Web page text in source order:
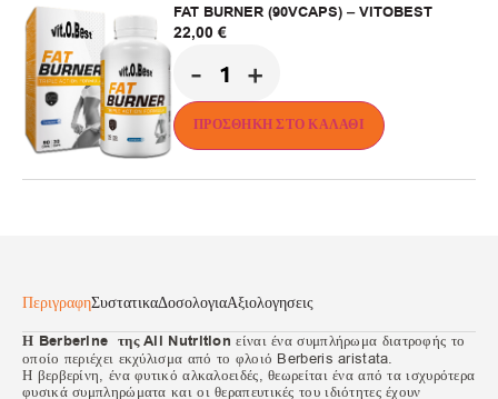
FAT BURNER (90VCAPS) – VITOBEST
22,00 €
- +
ΠΡΟΣΘΉΚΗ ΣΤΟ ΚΑΛΆΘΙ
ΠεριγραφηΣυστατικαΔοσολογιαΑξιολογησεις
Η Berberine της All Nutrition είναι ένα συμπλήρωμα διατροφής το
οποίο περιέχει εκχύλισμα από το φλοιό Berberis aristata.
Η βερβερίνη, ένα φυτικό αλκαλοειδές, θεωρείται ένα από τα ισχυρότερα
φυσικά συμπληρώματα και οι θεραπευτικές του ιδιότητες έχουν